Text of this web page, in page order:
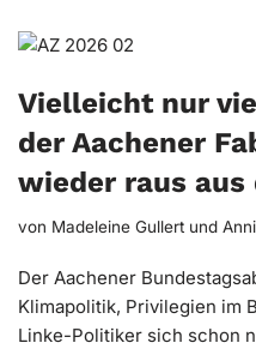
Vielleicht nur
der Aachener
wieder raus
von Madeleine Gullert und
Der Aachener
Klimapolitik, Privilegien im
Linke-Politiker sich schon